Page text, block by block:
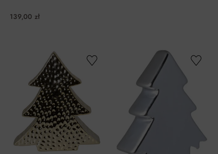
139,00 zł